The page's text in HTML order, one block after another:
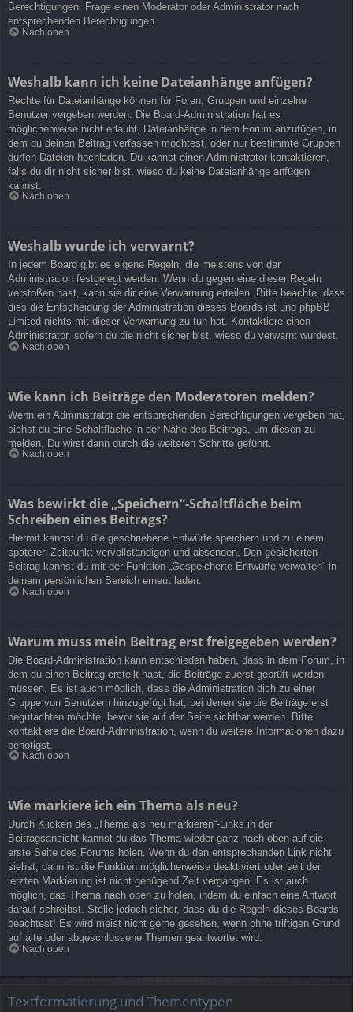
Berechtigungen. Frage einen Moderator oder Administrator nach
entsprechenden Berechtigungen.
Nach oben
Weshalb kann ich keine Dateianhänge anfügen?
Rechte für Dateianhänge können für Foren, Gruppen und einzelne
Benutzer vergeben werden. Die Board-Administration hat es
möglicherweise nicht erlaubt, Dateianhänge in dem Forum anzufügen, in
dem du deinen Beitrag verfassen möchtest, oder nur bestimmte Gruppen
dürfen Dateien hochladen. Du kannst einen Administrator kontaktieren,
falls du dir nicht sicher bist, wieso du keine Dateianhänge anfügen
kannst.
Nach oben
Weshalb wurde ich verwarnt?
In jedem Board gibt es eigene Regeln, die meistens von der
Administration festgelegt werden. Wenn du gegen eine dieser Regeln
verstoßen hast, kann sie dir eine Verwarnung erteilen. Bitte beachte, dass
dies die Entscheidung der Administration dieses Boards ist und phpBB
Limited nichts mit dieser Verwarnung zu tun hat. Kontaktiere einen
Administrator, sofern du die nicht sicher bist, wieso du verwarnt wurdest.
Nach oben
Wie kann ich Beiträge den Moderatoren melden?
Wenn ein Administrator die entsprechenden Berechtigungen vergeben hat,
siehst du eine Schaltfläche in der Nähe des Beitrags, um diesen zu
melden. Du wirst dann durch die weiteren Schritte geführt.
Nach oben
Was bewirkt die „Speichern“-Schaltfläche beim
Schreiben eines Beitrags?
Hiermit kannst du die geschriebene Entwürfe speichern und zu einem
späteren Zeitpunkt vervollständigen und absenden. Den gesicherten
Beitrag kannst du mit der Funktion „Gespeicherte Entwürfe verwalten“ in
deinem persönlichen Bereich erneut laden.
Nach oben
Warum muss mein Beitrag erst freigegeben werden?
Die Board-Administration kann entschieden haben, dass in dem Forum, in
dem du einen Beitrag erstellt hast, die Beiträge zuerst geprüft werden
müssen. Es ist auch möglich, dass die Administration dich zu einer
Gruppe von Benutzern hinzugefügt hat, bei denen sie die Beiträge erst
begutachten möchte, bevor sie auf der Seite sichtbar werden. Bitte
kontaktiere die Board-Administration, wenn du weitere Informationen dazu
benötigst.
Nach oben
Wie markiere ich ein Thema als neu?
Durch Klicken des „Thema als neu markieren“-Links in der
Beitragsansicht kannst du das Thema wieder ganz nach oben auf die
erste Seite des Forums holen. Wenn du den entsprechenden Link nicht
siehst, dann ist die Funktion möglicherweise deaktiviert oder seit der
letzten Markierung ist nicht genügend Zeit vergangen. Es ist auch
möglich, das Thema nach oben zu holen, indem du einfach eine Antwort
darauf schreibst. Stelle jedoch sicher, dass du die Regeln dieses Boards
beachtest! Es wird meist nicht gerne gesehen, wenn ohne triftigen Grund
auf alte oder abgeschlossene Themen geantwortet wird.
Nach oben
Textformatierung und Thementypen